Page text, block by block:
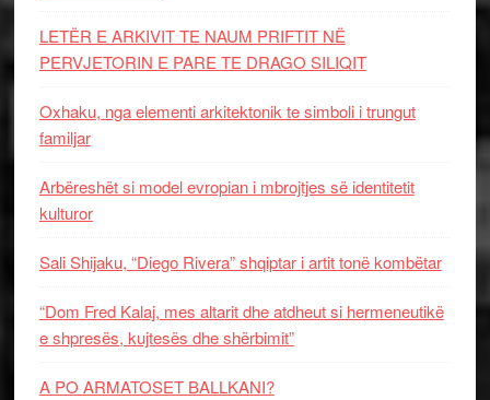
LETËR E ARKIVIT TE NAUM PRIFTIT NË
PERVJETORIN E PARE TE DRAGO SILIQIT
Oxhaku, nga elementi arkitektonik te simboli i trungut
familjar
Arbëreshët si model evropian i mbrojtjes së identitetit
kulturor
Sali Shijaku, “Diego Rivera” shqiptar i artit tonë kombëtar
“Dom Fred Kalaj, mes altarit dhe atdheut si hermeneutikë
e shpresës, kujtesës dhe shërbimit”
A PO ARMATOSET BALLKANI?